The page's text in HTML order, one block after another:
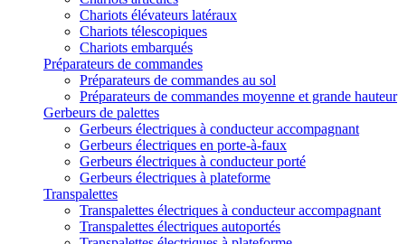
Chariots élévateurs latéraux
Chariots télescopiques
Chariots embarqués
Préparateurs de commandes
Préparateurs de commandes au sol
Préparateurs de commandes moyenne et grande hauteur
Gerbeurs de palettes
Gerbeurs électriques à conducteur accompagnant
Gerbeurs électriques en porte-à-faux
Gerbeurs électriques à conducteur porté
Gerbeurs électriques à plateforme
Transpalettes
Transpalettes électriques à conducteur accompagnant
Transpalettes électriques autoportés